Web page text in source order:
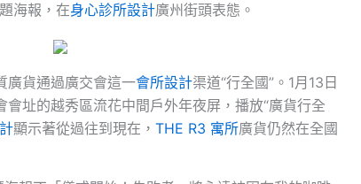
海報，在身心診所設計廣州街頭表態。
廣貨通過廣交會這一會所設計渠道“行全國”。1月13日
會址的越秀區流花中間戶外年夜屏，播放“廣貨行全
顯示著從過往到現在， THE R3 寓所廣貨仍然在全國